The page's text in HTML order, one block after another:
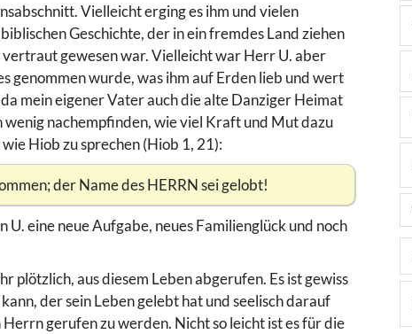
Vielleicht erging es ihm und vielen
Geschichte, der in ein fremdes Land ziehen
vertraut gewesen war. Vielleicht war Herr U. aber
genommen wurde, was ihm auf Erden lieb und wert
mein eigener Vater auch die alte Danziger Heimat
nachempfinden, wie viel Kraft und Mut dazu
Hiob zu sprechen (Hiob 1, 21):
der Name des HERRN sei gelobt!
eine neue Aufgabe, neues Familienglück und noch
plötzlich, aus diesem Leben abgerufen. Es ist gewiss
der sein Leben gelebt hat und seelisch darauf
gerufen zu werden. Nicht so leicht ist es für die